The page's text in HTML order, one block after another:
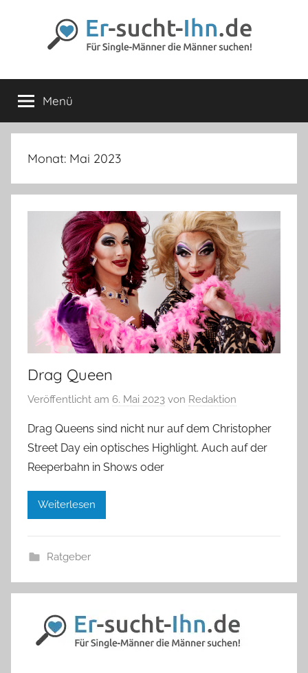
Er-
sucht-
Ihn.de
die
Männer
lieben
Menü
Monat: Mai 2023
Drag Queen
Veröffentlicht am 6. Mai 2023 von Redaktion
Drag Queens sind nicht nur auf dem Christopher
Street Day ein optisches Highlight. Auch auf der
Reeperbahn in Shows oder
Weiterlesen
Ratgeber